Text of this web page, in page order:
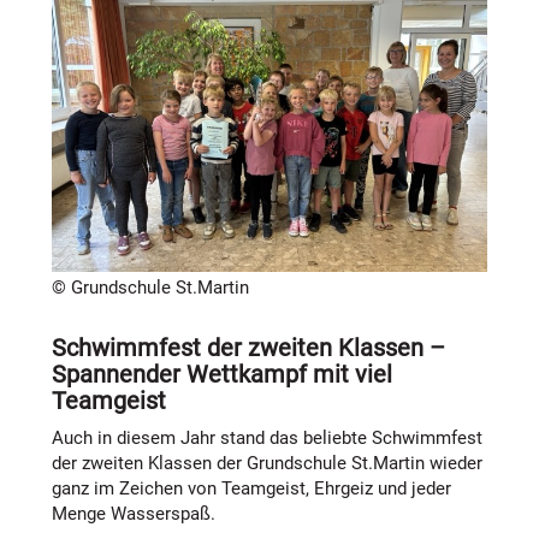
Einschränkungen während der Bauphase.
Gesucht werden ehrenamtliche Schulmediatorinnen
und Schulmediatoren, die Kinder im Schulalltag dabei
unterstützen, Konflikte eigenständig, respektvoll und
lösungsorientiert zu klären.
Gesucht: Engagierte Senior*innen ab 50
Jahren
Sie sind in der nachberuflichen Phase und wünschen
sich eine sinnstiftende, herausfordernde Aufgabe?
Dann bringen Sie vielleicht genau das mit, was wir
suchen:
einen reichhaltigen Wissens- und
Erfahrungsschatz,
Lernbereitschaft und Interesse an Neuem,
Offenheit und Toleranz gegenüber dem Leben,
Freude an der Begleitung von Kindern,
Geduld, Ruhe und Zeit – ein Geschenk und
großer Gewinn für unsere Schulkinder.
© Grundschule St.Martin
Schwimmfest der zweiten Klassen –
Spannender Wettkampf mit viel
Teamgeist
Auch in diesem Jahr stand das beliebte Schwimmfest
der zweiten Klassen der Grundschule St.Martin wieder
ganz im Zeichen von Teamgeist, Ehrgeiz und jeder
Menge Wasserspaß.